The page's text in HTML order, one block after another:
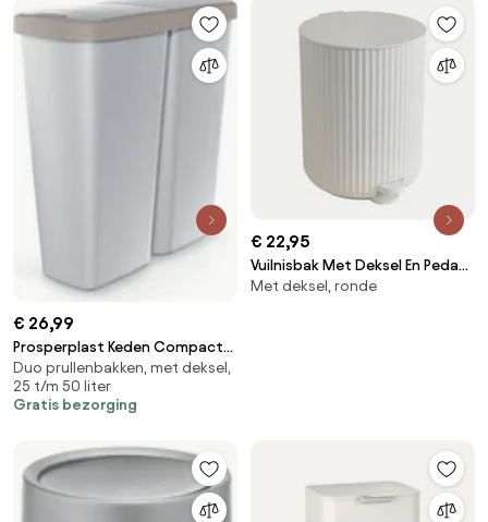
€ 26,99
Prosperplast Keden Compacta
Q Duo Vuilnisbak -
Lichtbruin/Zwart - 50 Liter -
Dubbel deksel
Duo prullenbakken, met deksel,
25 t/m 50 liter
Gratis bezorging
€ 22,95
Vuilnisbak Met Deksel En Pedaal
Vernon Wit - Sklum
Met deksel, ronde